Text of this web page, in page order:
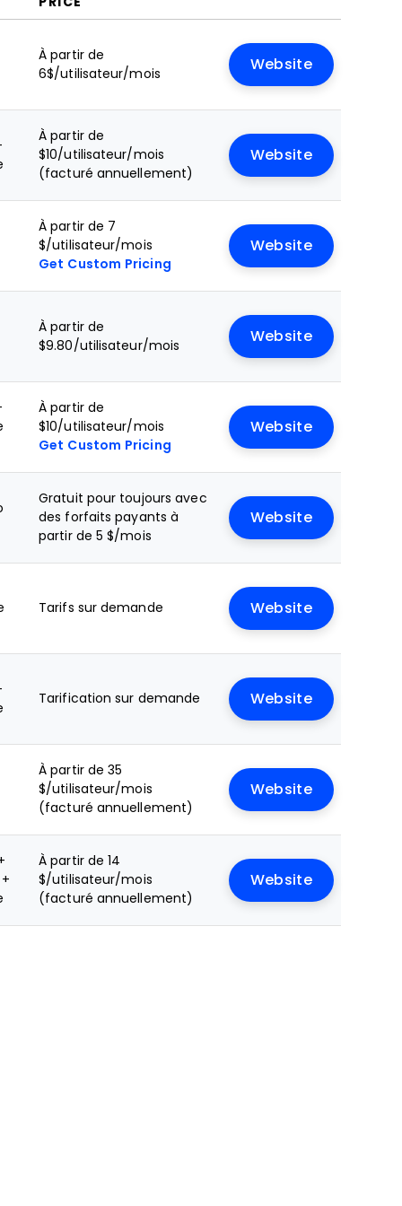
À partir de
6$/utilisateur/mois
Website
À partir de
$10/utilisateur/mois
(facturé annuellement)
Website
À partir de 7
$/utilisateur/mois
Get Custom Pricing
Website
À partir de
$9.80/utilisateur/mois
Website
À partir de
$10/utilisateur/mois
Get Custom Pricing
Website
Gratuit pour toujours avec
des forfaits payants à
partir de 5 $/mois
Website
Tarifs sur demande Website
Tarification sur demande Website
À partir de 35
$/utilisateur/mois
(facturé annuellement)
Website
À partir de 14
$/utilisateur/mois
(facturé annuellement)
Website